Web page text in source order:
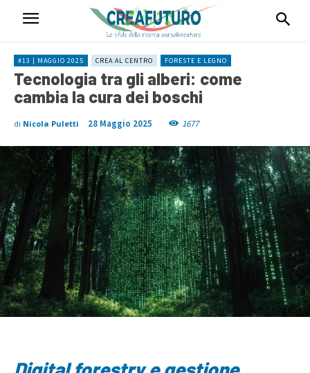
#13 | MAGGIO 2025 CREA AL CENTRO FORESTE E LEGNO
Tecnologia tra gli alberi: come
cambia la cura dei boschi
di Nicola Puletti 28 Maggio 2025 1677